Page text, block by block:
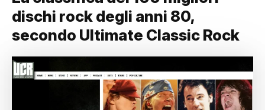
dischi rock degli anni 80,
secondo Ultimate Classic Rock